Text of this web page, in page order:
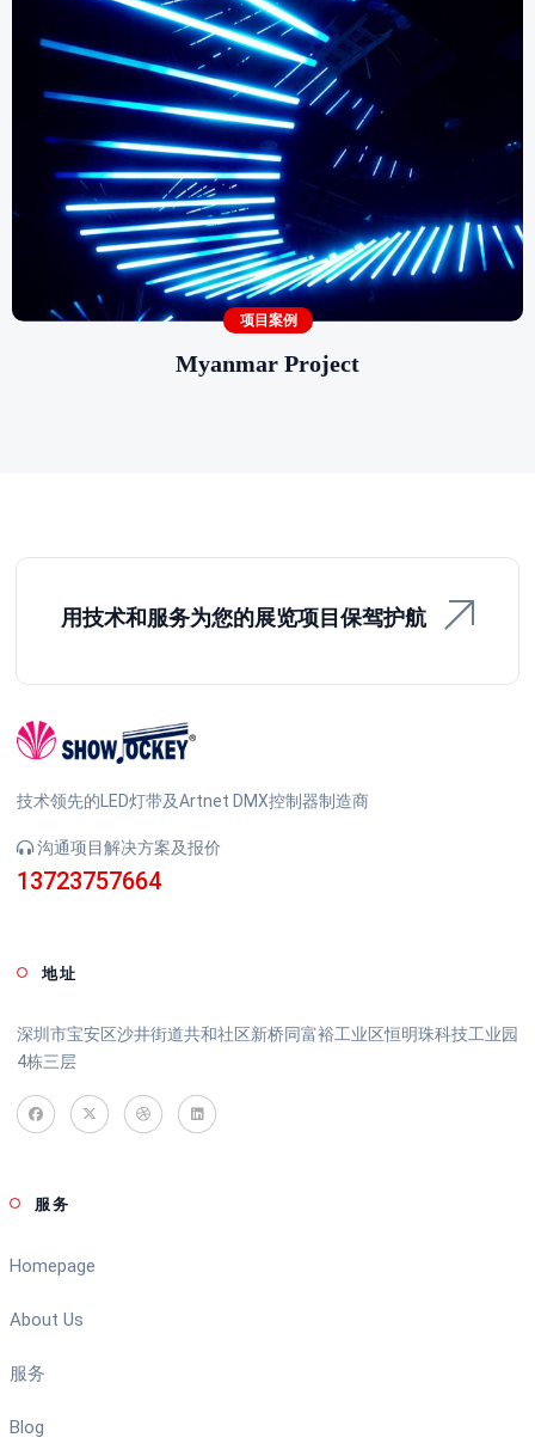
项目案例
Myanmar Project
用技术和服务为您的展览项目保驾护航
技术领先的LED灯带及Artnet DMX控制器制造商
沟通项目解决方案及报价
13723757664
地址
深圳市宝安区沙井街道共和社区新桥同富裕工业区恒明珠科技工业园
4栋三层
服务
Homepage
About Us
服务
Blog